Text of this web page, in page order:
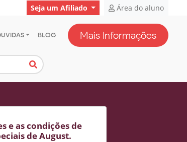
Seja um Afiliado Área do aluno
BLOG Mais Informações
e as condições de
de August.